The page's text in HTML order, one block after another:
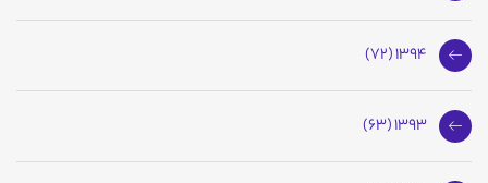
1394 (72)
1393 (63)